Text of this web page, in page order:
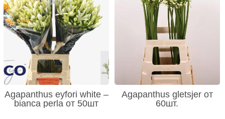
Agapanthus eyfori white –
bianca perla от 50шт
Agapanthus gletsjer от
60шт.